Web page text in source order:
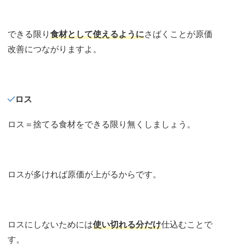
できる限り 食材として使えるようにさばくことが原価
改善につながりますよ。
ロス
ロス＝捨てる食材をできる限り無くしましょう。
ロスが多ければ原価が上がるからです。
ロスにしないためには使い切れる分だけ仕込むことで
す。